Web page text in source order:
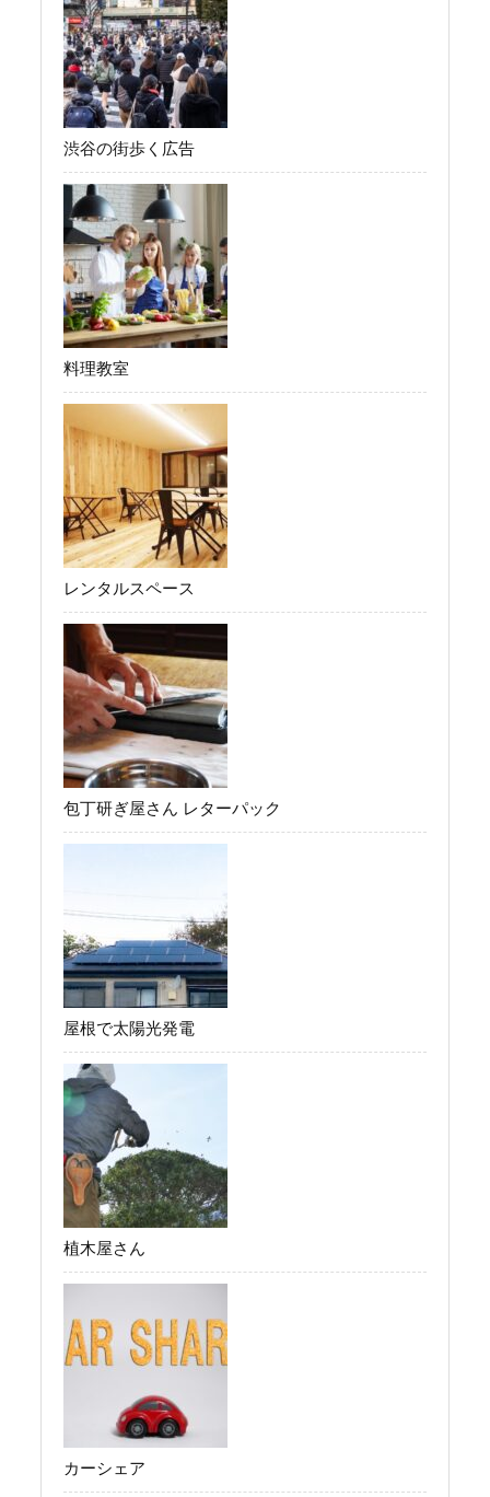
渋谷の街歩く広告
料理教室
レンタルスペース
包丁研ぎ屋さん レターパック
屋根で太陽光発電
植木屋さん
カーシェア